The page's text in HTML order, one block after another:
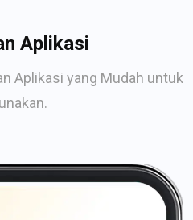
Aplikasi
Aplikasi yang Mudah untuk